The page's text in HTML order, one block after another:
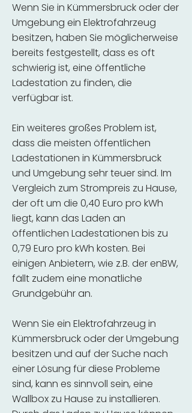
Wenn Sie in Kümmersbruck oder der
Umgebung ein Elektrofahrzeug
besitzen, haben Sie möglicherweise
bereits festgestellt, dass es oft
schwierig ist, eine öffentliche
Ladestation zu finden, die
verfügbar ist.
Ein weiteres großes Problem ist,
dass die meisten öffentlichen
Ladestationen in Kümmersbruck
und Umgebung sehr teuer sind. Im
Vergleich zum Strompreis zu Hause,
der oft um die 0,40 Euro pro kWh
liegt, kann das Laden an
öffentlichen Ladestationen bis zu
0,79 Euro pro kWh kosten. Bei
einigen Anbietern, wie z.B. der enBW,
fällt zudem eine monatliche
Grundgebühr an.
Wenn Sie ein Elektrofahrzeug in
Kümmersbruck oder der Umgebung
besitzen und auf der Suche nach
einer Lösung für diese Probleme
sind, kann es sinnvoll sein, eine
Wallbox zu Hause zu installieren.